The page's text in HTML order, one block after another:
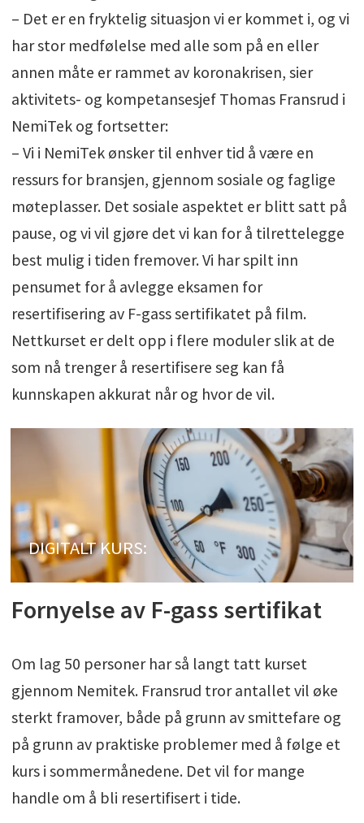
– Det er en fryktelig situasjon vi er kommet i, og vi
har stor medfølelse med alle som på en eller
annen måte er rammet av koronakrisen, sier
aktivitets- og kompetansesjef Thomas Fransrud i
NemiTek og fortsetter:
– Vi i NemiTek ønsker til enhver tid å være en
ressurs for bransjen, gjennom sosiale og faglige
møteplasser. Det sosiale aspektet er blitt satt på
pause, og vi vil gjøre det vi kan for å tilrettelegge
best mulig i tiden fremover. Vi har spilt inn
pensumet for å avlegge eksamen for
resertifisering av F-gass sertifikatet på film.
Nettkurset er delt opp i flere moduler slik at de
som nå trenger å resertifisere seg kan få
kunnskapen akkurat når og hvor de vil.
DIGITALT KURS:
Fornyelse av F-gass sertifikat
Om lag 50 personer har så langt tatt kurset
gjennom Nemitek. Fransrud tror antallet vil øke
sterkt framover, både på grunn av smittefare og
på grunn av praktiske problemer med å følge et
kurs i sommermånedene. Det vil for mange
handle om å bli resertifisert i tide.